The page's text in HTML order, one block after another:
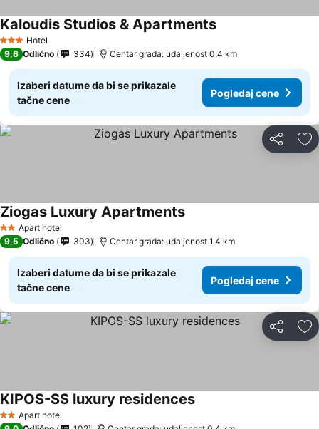
3 Zvezdice
Hotel
Kaloudis Studios & ApartmentsPogledaj cene
9,6 Odlično 334 Centar grada: udaljenost 0.4 km
Izaberi datume da bi se prikazale
tačne cene
Pogledaj cene
Deli
2 Zvezdice
Apart hotel
Ziogas Luxury ApartmentsPogledaj cene
9,5 Odlično 303 Centar grada: udaljenost 1.4 km
Izaberi datume da bi se prikazale
tačne cene
Pogledaj cene
Deli
2 Zvezdice
Apart hotel
KIPOS-SS luxury residencesPogledaj cene